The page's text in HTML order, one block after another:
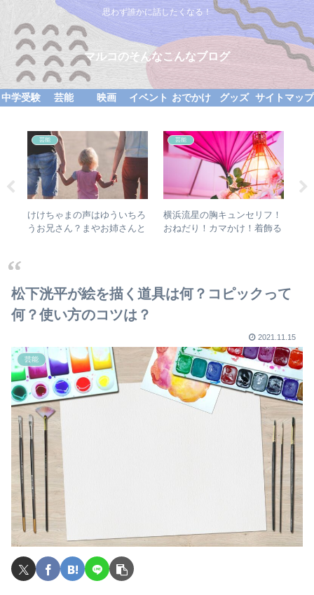
思わず誰かに話したくなる！
マルコのそんなこんなブログ
中学受験 芸能 映画 イベント おでかけ グッズ サイトマップ
芸能
けけちゃまの声はゆういちろ
うお兄さん？まやお姉さんと
芸能
横浜流星の胸キュンセリフ！
おねだり！カマかけ！着飾る
松下洸平が絵を描く道具は何？コピックって
何？使い方のコツは？
2021.11.15
芸能